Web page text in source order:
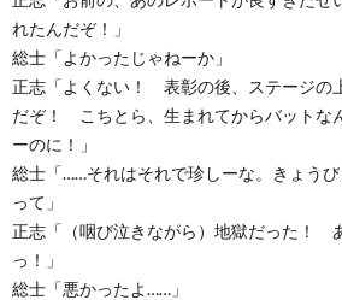
れたんだぞ！」
総士「よかったじゃねーか」
正志「よくない！ 表彰の後、ステージの
だぞ！ こちとら、生まれてからバットな
ーのに！」
総士「……それはそれで珍しーな。きょう
って」
正志「（咽び泣きながら）地獄だった！
っ！」
総士「悪かったよ……」